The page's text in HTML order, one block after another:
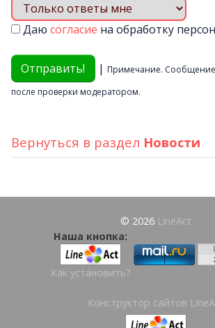
Даю согласие на обработку
| Примечание. Сообщение
после проверки модератором.
Вернуться в раздел Новости
© 2026 LineAct
Наша кнопка:
Как установить?
Конструктор сайтов